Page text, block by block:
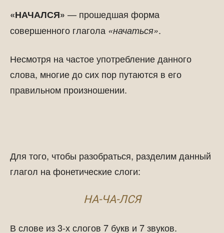
«НАЧАЛСЯ» — прошедшая форма
совершенного глагола «начаться».
Несмотря на частое употребление данного
слова, многие до сих пор путаются в его
правильном произношении.
Для того, чтобы разобраться, разделим данный
глагол на фонетические слоги:
НА-ЧА-ЛСЯ
В слове из 3-х слогов 7 букв и 7 звуков.